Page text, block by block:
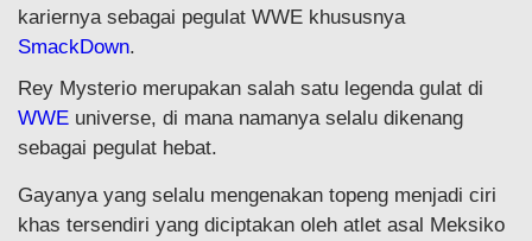
kariernya sebagai pegulat WWE khususnya
SmackDown.
Rey Mysterio merupakan salah satu legenda gulat di
WWE universe, di mana namanya selalu dikenang
sebagai pegulat hebat.
Gayanya yang selalu mengenakan topeng menjadi ciri
khas tersendiri yang diciptakan oleh atlet asal Meksiko